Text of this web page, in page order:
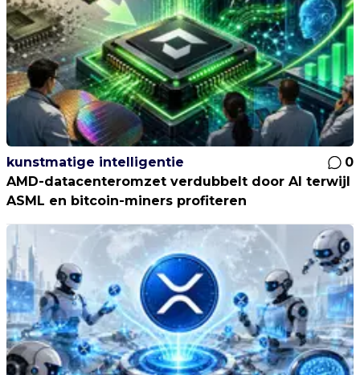
kunstmatige intelligentie
0
AMD-datacenteromzet verdubbelt door AI terwijl
ASML en bitcoin-miners profiteren